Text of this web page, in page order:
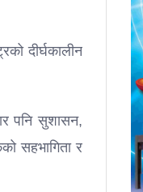
दीर्घकालीन
पनि सुशासन,
सहभागिता र